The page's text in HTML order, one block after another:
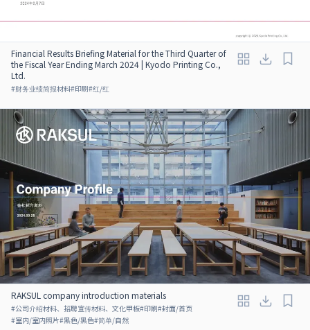
Financial Results Briefing Material for the Third Quarter of
the Fiscal Year Ending March 2024 | Kyodo Printing Co.,
Ltd.
#财务业绩简报材料#印刷#红/红
RAKSUL company introduction materials
#公司介绍材料、招聘宣传材料、文化甲板#印刷#封面/首页
#室内/室内照片#黑色/黑色#简单/自然